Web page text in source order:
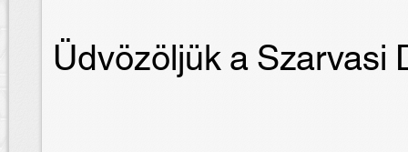
Üdvözöljük a Szarvasi